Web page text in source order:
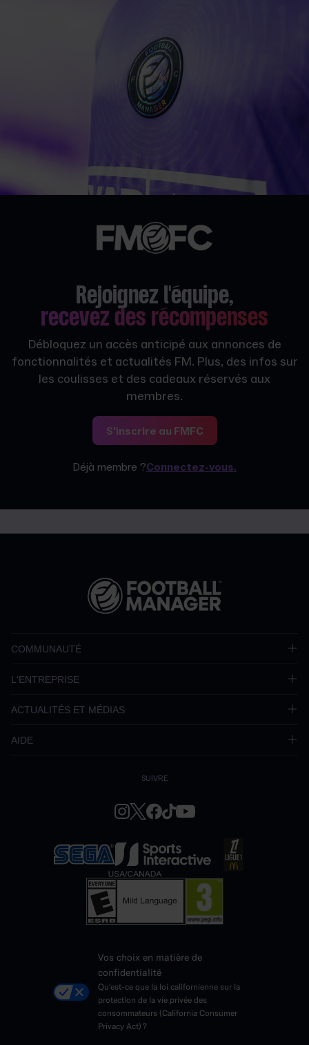
Rejoignez l'équipe,
recevez des récompenses
Débloquez un accès anticipé aux annonces de
fonctionnalités et actualités FM. Plus, des infos sur
les coulisses et des cadeaux réservés aux
membres.
S'inscrire au FMFC
Déjà membre ?Connectez-vous.
COMMUNAUTÉ
L'ENTREPRISE
ACTUALITÉS ET MÉDIAS
AIDE
SUIVRE
Vos choix en matière de
confidentialité
Qu'est-ce que la loi californienne sur la
protection de la vie privée des
consommateurs (California Consumer
Privacy Act) ?